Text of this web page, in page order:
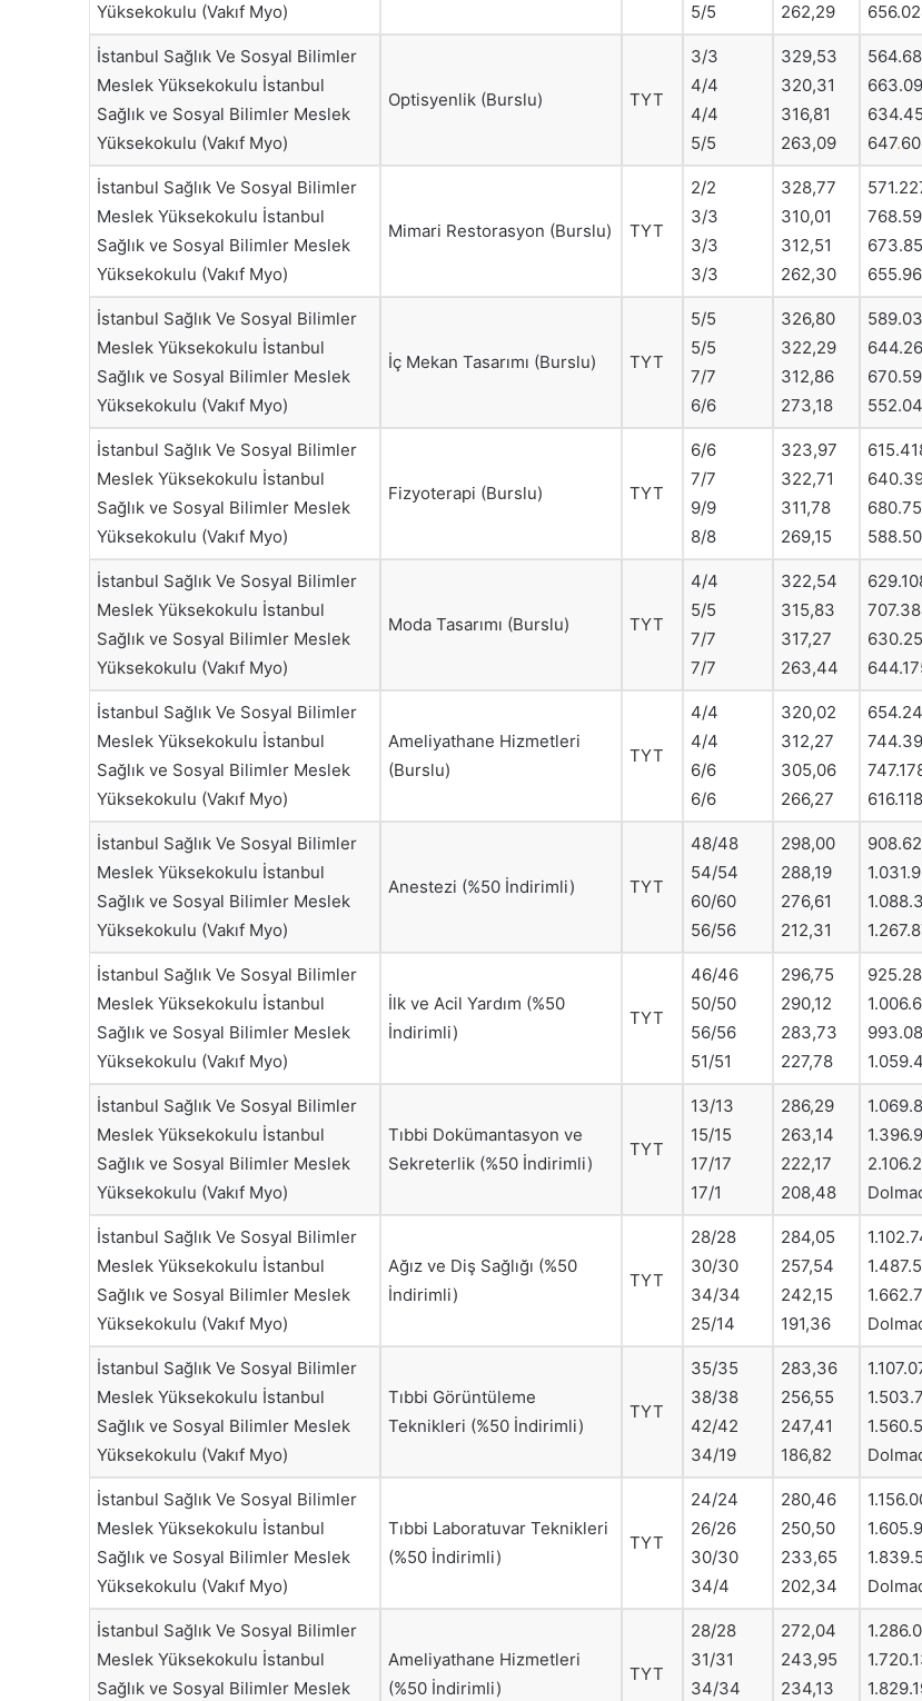
Yüksekokulu (Vakıf Myo)
5/5
262,29
İstanbul Sağlık Ve Sosyal Bilimler
Meslek Yüksekokulu İstanbul
Sağlık ve Sosyal Bilimler Meslek
Yüksekokulu (Vakıf Myo)
Optisyenlik (Burslu) TYT
3/3
4/4
4/4
5/5
329,53
320,31
316,81
263,09
647.
İstanbul Sağlık Ve Sosyal Bilimler
Meslek Yüksekokulu İstanbul
Sağlık ve Sosyal Bilimler Meslek
Yüksekokulu (Vakıf Myo)
Mimari Restorasyon (Burslu) TYT
2/2
3/3
3/3
3/3
328,77
310,01
312,51
262,30
İstanbul Sağlık Ve Sosyal Bilimler
Meslek Yüksekokulu İstanbul
Sağlık ve Sosyal Bilimler Meslek
Yüksekokulu (Vakıf Myo)
İç Mekan Tasarımı (Burslu) TYT
5/5
5/5
7/7
6/6
326,80
322,29
312,86
273,18
İstanbul Sağlık Ve Sosyal Bilimler
Meslek Yüksekokulu İstanbul
Sağlık ve Sosyal Bilimler Meslek
Yüksekokulu (Vakıf Myo)
Fizyoterapi (Burslu) TYT
6/6
7/7
9/9
8/8
323,97
322,71
311,78
269,15
İstanbul Sağlık Ve Sosyal Bilimler
Meslek Yüksekokulu İstanbul
Sağlık ve Sosyal Bilimler Meslek
Yüksekokulu (Vakıf Myo)
Moda Tasarımı (Burslu) TYT
4/4
5/5
7/7
7/7
322,54
315,83
317,27
263,44
İstanbul Sağlık Ve Sosyal Bilimler
Meslek Yüksekokulu İstanbul
Sağlık ve Sosyal Bilimler Meslek
Yüksekokulu (Vakıf Myo)
Ameliyathane Hizmetleri
(Burslu)
TYT
4/4
4/4
6/6
6/6
320,02
312,27
305,06
266,27
616.118
İstanbul Sağlık Ve Sosyal Bilimler
Meslek Yüksekokulu İstanbul
Sağlık ve Sosyal Bilimler Meslek
Yüksekokulu (Vakıf Myo)
Anestezi (%50 İndirimli) TYT
48/48
54/54
60/60
56/56
298,00
288,19
276,61
212,31
İstanbul Sağlık Ve Sosyal Bilimler
Meslek Yüksekokulu İstanbul
Sağlık ve Sosyal Bilimler Meslek
Yüksekokulu (Vakıf Myo)
İlk ve Acil Yardım (%50
İndirimli)
TYT
46/46
50/50
56/56
51/51
296,75
290,12
283,73
227,78
İstanbul Sağlık Ve Sosyal Bilimler
Meslek Yüksekokulu İstanbul
Sağlık ve Sosyal Bilimler Meslek
Yüksekokulu (Vakıf Myo)
Tıbbi Dokümantasyon ve
Sekreterlik (%50 İndirimli)
TYT
13/13
15/15
17/17
17/1
286,29
263,14
222,17
208,48
İstanbul Sağlık Ve Sosyal Bilimler
Meslek Yüksekokulu İstanbul
Sağlık ve Sosyal Bilimler Meslek
Yüksekokulu (Vakıf Myo)
Ağız ve Diş Sağlığı (%50
İndirimli)
TYT
28/28
30/30
34/34
25/14
284,05
257,54
242,15
191,36
İstanbul Sağlık Ve Sosyal Bilimler
Meslek Yüksekokulu İstanbul
Sağlık ve Sosyal Bilimler Meslek
Yüksekokulu (Vakıf Myo)
Tıbbi Görüntüleme
Teknikleri (%50 İndirimli)
TYT
35/35
38/38
42/42
34/19
283,36
256,55
247,41
186,82
İstanbul Sağlık Ve Sosyal Bilimler
Meslek Yüksekokulu İstanbul
Sağlık ve Sosyal Bilimler Meslek
Yüksekokulu (Vakıf Myo)
Tıbbi Laboratuvar Teknikleri
(%50 İndirimli)
TYT
24/24
26/26
30/30
34/4
280,46
250,50
233,65
202,34
İstanbul Sağlık Ve Sosyal Bilimler
Meslek Yüksekokulu İstanbul
Sağlık ve Sosyal Bilimler Meslek
Ameliyathane Hizmetleri
(%50 İndirimli)
TYT
28/28
31/31
34/34
272,04
243,95
234,13